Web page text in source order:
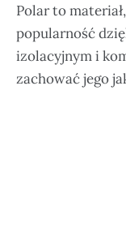
Polar to
popularność
izolacyjnym i
zachować jego